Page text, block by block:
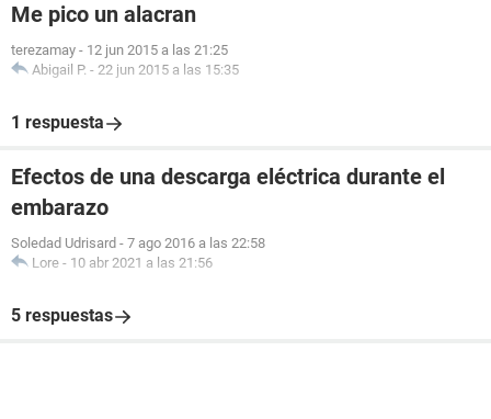
Me pico un alacran
terezamay - 12 jun 2015 a las 21:25
Abigail P. - 22 jun 2015 a las 15:35
1 respuesta
Efectos de una descarga eléctrica durante el
embarazo
Soledad Udrisard - 7 ago 2016 a las 22:58
Lore - 10 abr 2021 a las 21:56
5 respuestas